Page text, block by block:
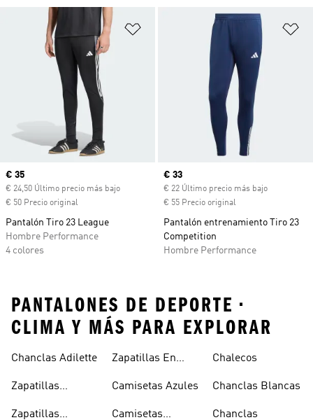
Añadir a la lista de deseos
Precio actual
€ 35
€ 24,50 Último precio más bajo
€ 50 Precio original
Pantalón Tiro 23 League
Hombre Performance
4 colores
Precio actual
€ 33
€ 22 Último precio más bajo
€ 55 Precio original
Pantalón entrenamiento Tiro 23
Competition
Hombre Performance
PANTALONES DE DEPORTE •
CLIMA Y MÁS PARA EXPLORAR
Chanclas Adilette
Zapatillas
Zapatillas
Zapatillas En
Camisetas Azules
Camisetas
Chalecos
Chanclas Blancas
Chanclas